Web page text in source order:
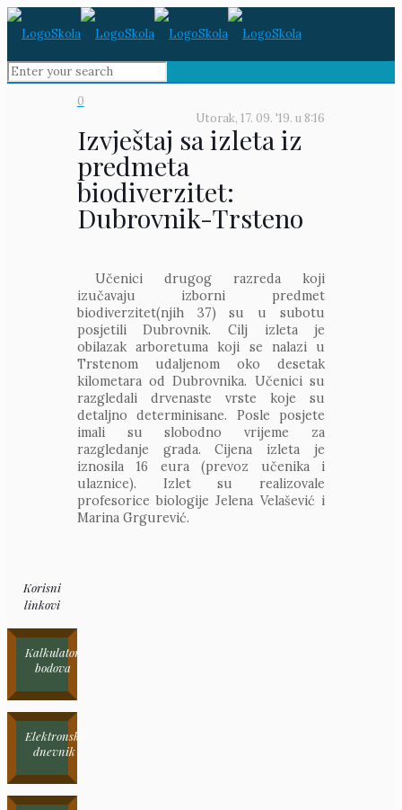
0
Utorak, 17. 09. '19. u 8:16
Izvještaj sa izleta iz
predmeta
biodiverzitet:
Dubrovnik-Trsteno
Učenici drugog razreda koji
izučavaju izborni predmet
biodiverzitet(njih 37) su u subotu
posjetili Dubrovnik. Cilj izleta je
obilazak arboretuma koji se nalazi u
Trstenom udaljenom oko desetak
kilometara od Dubrovnika. Učenici su
razgledali drvenaste vrste koje su
detaljno determinisane. Posle posjete
imali su slobodno vrijeme za
razgledanje grada. Cijena izleta je
iznosila 16 eura (prevoz učenika i
ulaznice). Izlet su realizovale
profesorice biologije Jelena Velašević i
Marina Grgurević.
Korisni
linkovi
Kalkulator
bodova
Elektronski
dnevnik